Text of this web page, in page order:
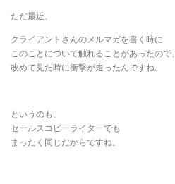
ただ最近、
クライアントさんのメルマガを書く時に
このことについて触れることがあったので、
改めて見た時に衝撃が走ったんですね。
というのも、
セールスコピーライターでも
まったく同じだからですね。